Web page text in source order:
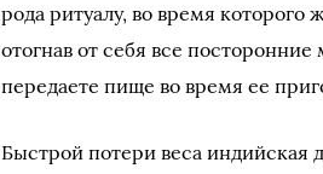
рода ритуалу, во время которого
отогнав от себя все
передаете пище во время ее
Быстрой потери веса индийская